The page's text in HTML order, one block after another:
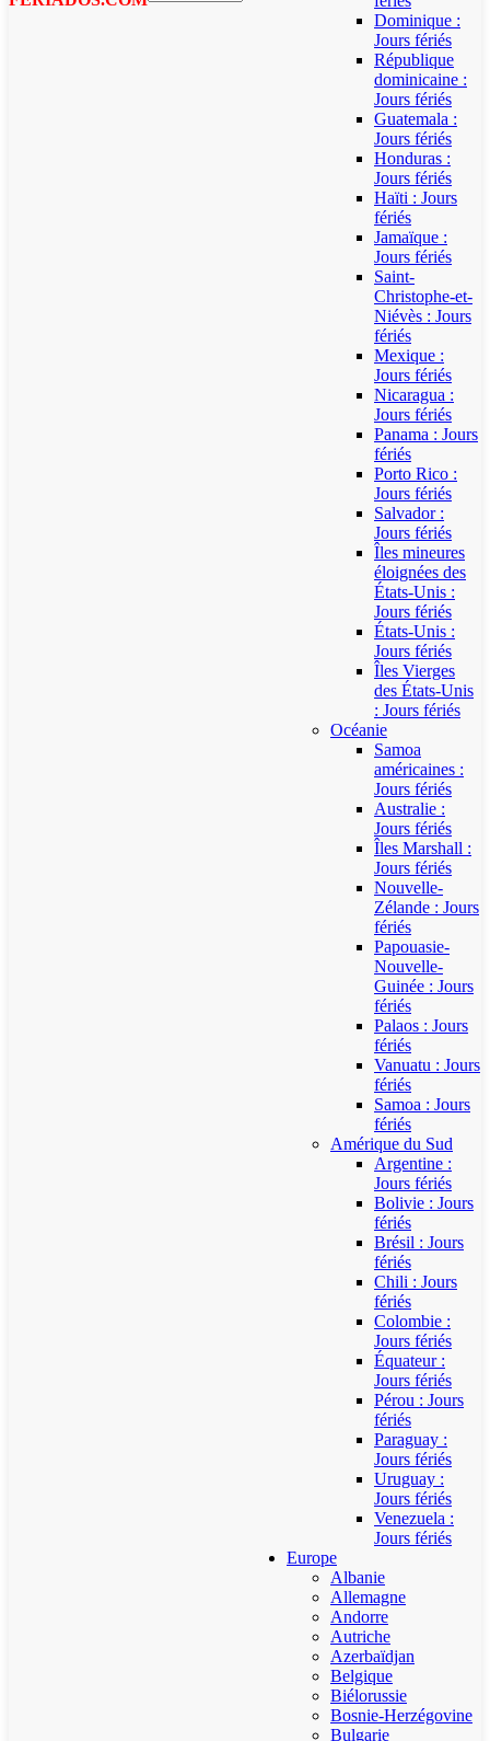
Dominique :
Jours fériés
République
dominicaine :
Jours fériés
Guatemala :
Jours fériés
Honduras :
Jours fériés
Haïti : Jours
fériés
Jamaïque :
Jours fériés
Saint-
Christophe-et-
Niévès : Jours
fériés
Mexique :
Jours fériés
Nicaragua :
Jours fériés
Panama : Jours
fériés
Porto Rico :
Jours fériés
Salvador :
Jours fériés
Îles mineures
éloignées des
États-Unis :
Jours fériés
États-Unis :
Jours fériés
Îles Vierges
des États-Unis
: Jours fériés
Océanie
Samoa
américaines :
Jours fériés
Australie :
Jours fériés
Îles Marshall :
Jours fériés
Nouvelle-
Zélande : Jours
fériés
Papouasie-
Nouvelle-
Guinée : Jours
fériés
Palaos : Jours
fériés
Vanuatu : Jours
fériés
Samoa : Jours
fériés
Amérique du Sud
Argentine :
Jours fériés
Bolivie : Jours
fériés
Brésil : Jours
fériés
Chili : Jours
fériés
Colombie :
Jours fériés
Équateur :
Jours fériés
Pérou : Jours
fériés
Paraguay :
Jours fériés
Uruguay :
Jours fériés
Venezuela :
Jours fériés
Europe
Albanie
Allemagne
Andorre
Autriche
Azerbaïdjan
Belgique
Biélorussie
Bosnie-Herzégovine
Bulgarie